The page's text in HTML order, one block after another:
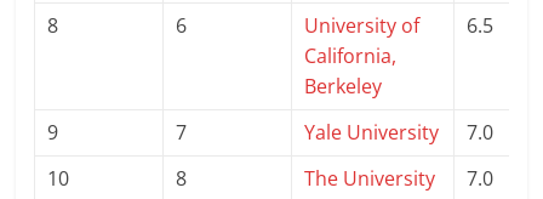
8 6
University of
California,
Berkeley
6.5
9 7 Yale University
7.0
10
8
The University
7.0